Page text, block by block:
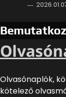
Olvasónaplók,
kötelező